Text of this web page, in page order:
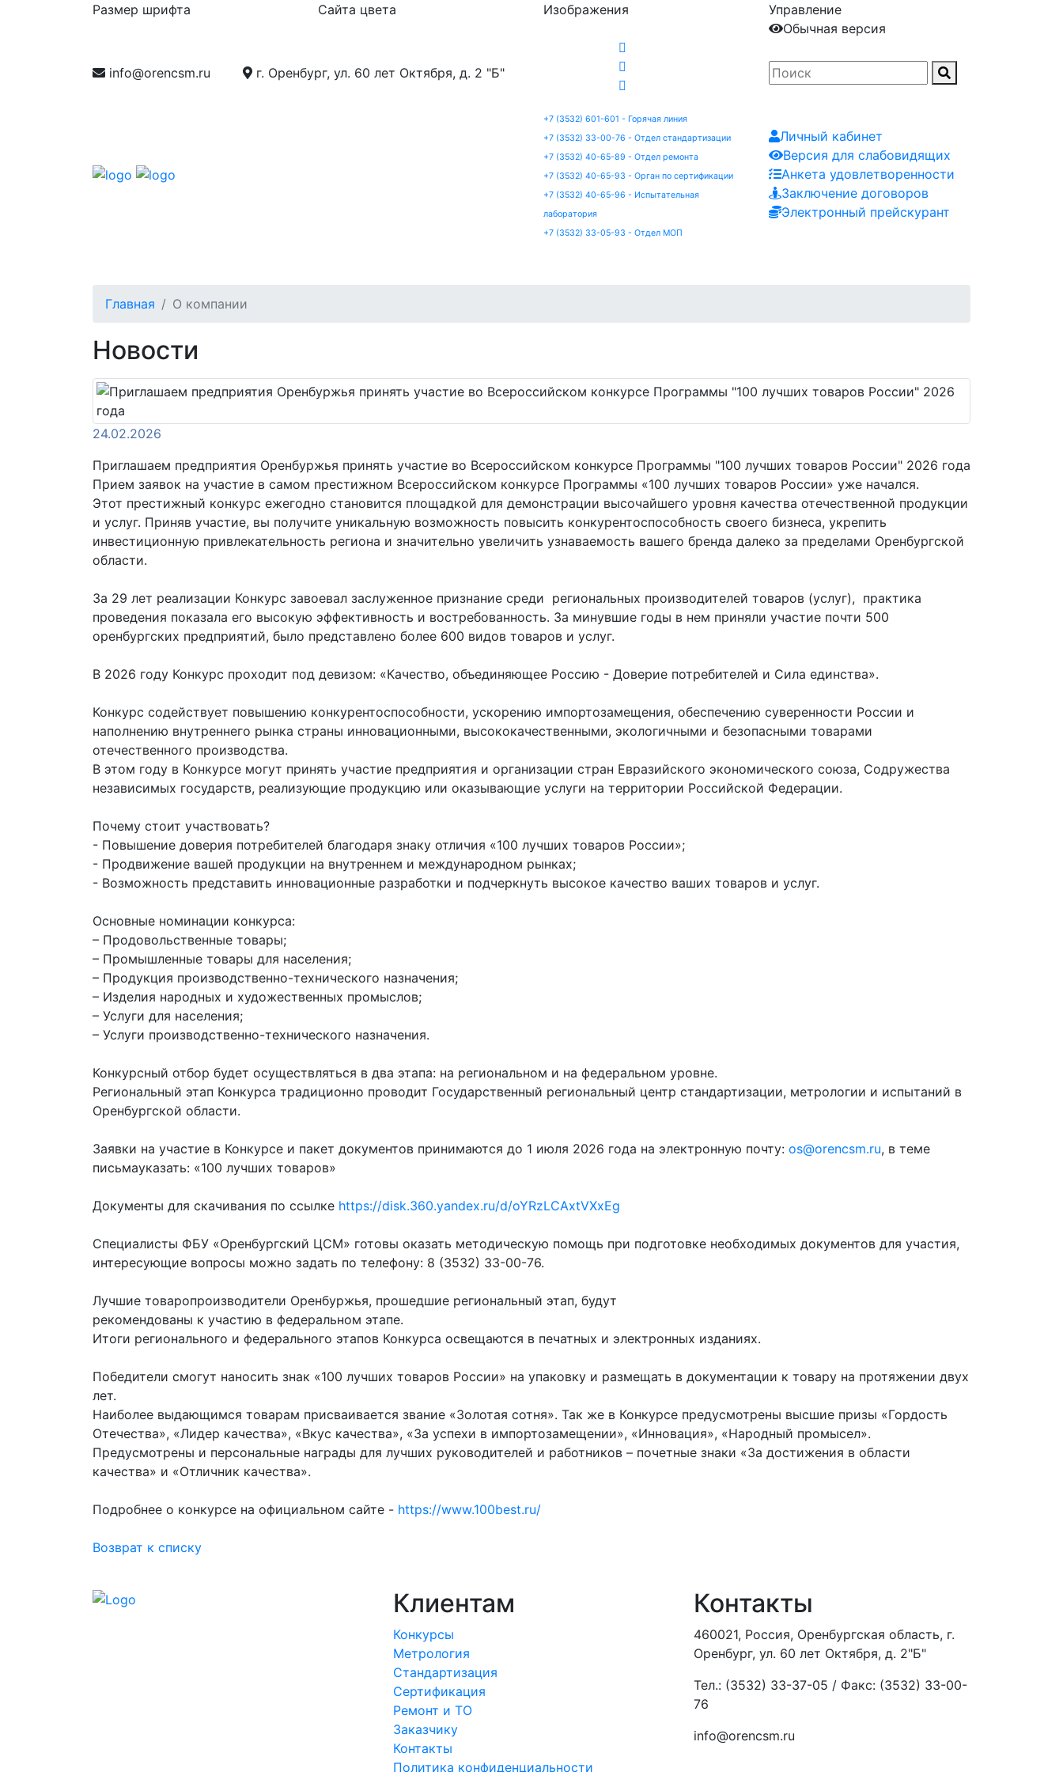
Размер шрифта Сайта цвета Изображения
Управление
Обычная версия
info@orencsm.ru г. Оренбург, ул. 60 лет Октября, д. 2 "Б"
+7 (3532) 601-601 - Горячая линия
+7 (3532) 33-00-76 - Отдел стандартизации
+7 (3532) 40-65-89 - Отдел ремонта
+7 (3532) 40-65-93 - Орган по сертификации
+7 (3532) 40-65-96 - Испытательная
лаборатория
+7 (3532) 33-05-93 - Отдел МОП
Личный кабинет
Версия для слабовидящих
Анкета удовлетворенности
Заключение договоров
Электронный прейскурант
Главная О компании
Новости
24.02.2026
Приглашаем предприятия Оренбуржья принять участие во Всероссийском конкурсе Программы "100 лучших товаров России" 2026 года
Прием заявок на участие в самом престижном Всероссийском конкурсе Программы «100 лучших товаров России» уже начался.
Этот престижный конкурс ежегодно становится площадкой для демонстрации высочайшего уровня качества отечественной продукции
и услуг. Приняв участие, вы получите уникальную возможность повысить конкурентоспособность своего бизнеса, укрепить
инвестиционную привлекательность региона и значительно увеличить узнаваемость вашего бренда далеко за пределами Оренбургской
области.
За 29 лет реализации Конкурс завоевал заслуженное признание среди региональных производителей товаров (услуг), практика
проведения показала его высокую эффективность и востребованность. За минувшие годы в нем приняли участие почти 500
оренбургских предприятий, было представлено более 600 видов товаров и услуг.
В 2026 году Конкурс проходит под девизом: «Качество, объединяющее Россию - Доверие потребителей и Сила единства».
Конкурс содействует повышению конкурентоспособности, ускорению импортозамещения, обеспечению суверенности России и
наполнению внутреннего рынка страны инновационными, высококачественными, экологичными и безопасными товарами
отечественного производства.
В этом году в Конкурсе могут принять участие предприятия и организации стран Евразийского экономического союза, Содружества
независимых государств, реализующие продукцию или оказывающие услуги на территории Российской Федерации.
Почему стоит участвовать?
- Повышение доверия потребителей благодаря знаку отличия «100 лучших товаров России»;
- Продвижение вашей продукции на внутреннем и международном рынках;
- Возможность представить инновационные разработки и подчеркнуть высокое качество ваших товаров и услуг.
Основные номинации конкурса:
– Продовольственные товары;
– Промышленные товары для населения;
– Продукция производственно-технического назначения;
– Изделия народных и художественных промыслов;
– Услуги для населения;
– Услуги производственно-технического назначения.
Конкурсный отбор будет осуществляться в два этапа: на региональном и на федеральном уровне.
Региональный этап Конкурса традиционно проводит Государственный региональный центр стандартизации, метрологии и испытаний в
Оренбургской области.
Заявки на участие в Конкурсе и пакет документов принимаются до 1 июля 2026 года на электронную почту: os@orencsm.ru, в теме
письмауказать: «100 лучших товаров»
Документы для скачивания по ссылке https://disk.360.yandex.ru/d/oYRzLCAxtVXxEg
Специалисты ФБУ «Оренбургский ЦСМ» готовы оказать методическую помощь при подготовке необходимых документов для участия,
интересующие вопросы можно задать по телефону: 8 (3532) 33-00-76.
Лучшие товаропроизводители Оренбуржья, прошедшие региональный этап, будут
рекомендованы к участию в федеральном этапе.
Итоги регионального и федерального этапов Конкурса освещаются в печатных и электронных изданиях.
Победители смогут наносить знак «100 лучших товаров России» на упаковку и размещать в документации к товару на протяжении двух
лет.
Наиболее выдающимся товарам присваивается звание «Золотая сотня». Так же в Конкурсе предусмотрены высшие призы «Гордость
Отечества», «Лидер качества», «Вкус качества», «За успехи в импортозамещении», «Инновация», «Народный промысел».
Предусмотрены и персональные награды для лучших руководителей и работников – почетные знаки «За достижения в области
качества» и «Отличник качества».
Подробнее о конкурсе на официальном сайте - https://www.100best.ru/
Возврат к списку
Клиентам
Конкурсы
Метрология
Стандартизация
Сертификация
Ремонт и ТО
Заказчику
Контакты
Политика конфиденциальности
Контакты
460021, Россия, Оренбургская область, г.
Оренбург, ул. 60 лет Октября, д. 2"Б"
Тел.: (3532) 33-37-05 / Факс: (3532) 33-00-
76
info@orencsm.ru